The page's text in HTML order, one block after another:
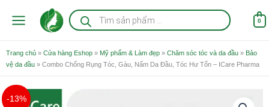
Tìm
kiếm
sản
0
Trang chủ » Cửa hàng Eshop » Mỹ phẩm & Làm đẹp » Chăm sóc tóc và da đầu » Bảo
vệ da đầu » Combo Chống Rụng Tóc, Gàu, Nấm Da Đầu, Tóc Hư Tổn – ICare Pharma
-13%